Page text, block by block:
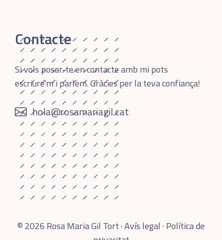
Contacte
Si vols posar-te en contacte amb mi pots
escriure'm i parlem. Gràcies per la teva confiança!
hola@rosamariagil.cat
© 2026 Rosa Maria Gil Tort ·Avís legal · Política de